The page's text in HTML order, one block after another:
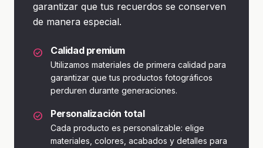
garantizar que tus recuerdos se conserven
de manera especial.
check_circle Calidad premium
Utilizamos materiales de primera calidad para
garantizar que tus productos fotográficos
perduren durante generaciones.
check_circle Personalización total
Cada producto es personalizable: elige
materiales, colores, acabados y detalles para